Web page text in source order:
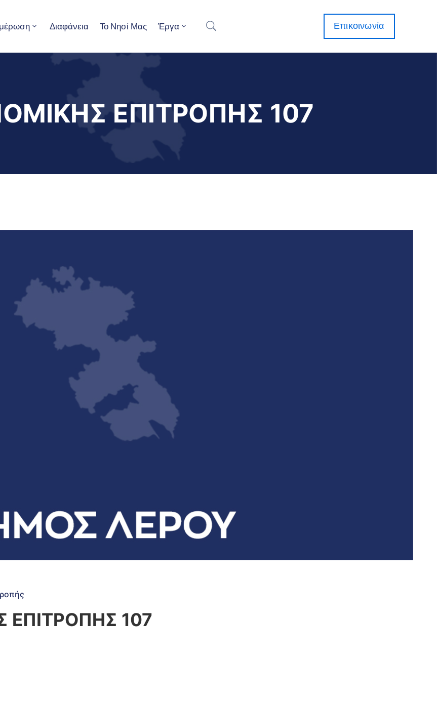
Διαφάνεια Το Νησί Μας Έργα Επικοινωνία
ΕΠΙΤΡΟΠΗΣ 107
107